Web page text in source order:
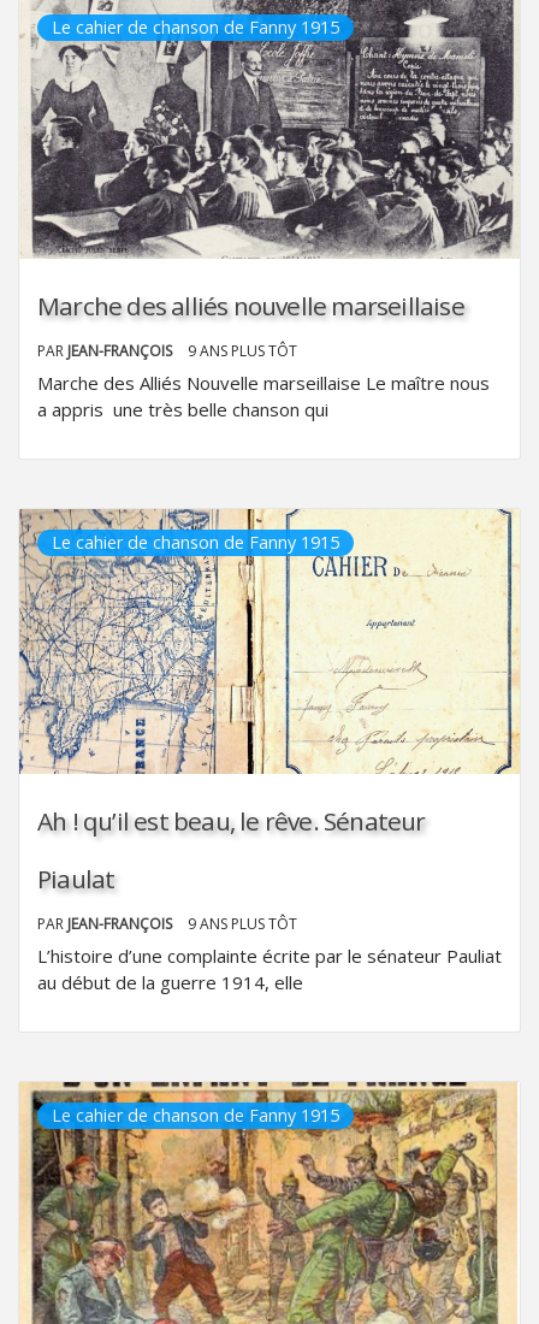
Le cahier de chanson de Fanny 1915
Marche des alliés nouvelle marseillaise
PAR JEAN-FRANÇOIS 9 ANS PLUS TÔT
Marche des Alliés Nouvelle marseillaise Le maître nous
a appris une très belle chanson qui
Le cahier de chanson de Fanny 1915
Ah ! qu’il est beau, le rêve. Sénateur
Piaulat
PAR JEAN-FRANÇOIS 9 ANS PLUS TÔT
L’histoire d’une complainte écrite par le sénateur Pauliat
au début de la guerre 1914, elle
Le cahier de chanson de Fanny 1915